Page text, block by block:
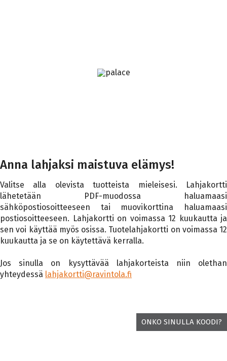
Muokkaa lahjakorttia, Suljetaan
Muokkaa lahjakorttia, Suljettu
Anna lahjaksi maistuva elämys!
Valitse alla olevista tuotteista mieleisesi. Lahjakortti
lähetetään PDF-muodossa haluamaasi
sähköpostiosoitteeseen tai muovikorttina haluamaasi
postiosoitteeseen. Lahjakortti on voimassa 12 kuukautta ja
sen voi käyttää myös osissa. Tuotelahjakortti on voimassa 12
kuukautta ja se on käytettävä kerralla.
Jos sinulla on kysyttävää lahjakorteista niin olethan
yhteydessä lahjakortti@ravintola.fi
ONKO SINULLA KOODI?